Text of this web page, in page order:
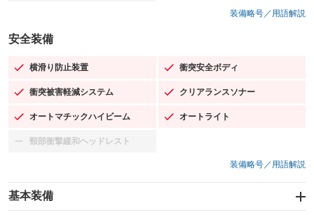
装備略号／用語解説
安全装備
横滑り防止装置
：装備あり 衝突安全ボディ
：装備あり
衝突被害軽減システム
：装備あり クリアランスソナー
：装備あり
オートマチックハイビーム
：装備あり オートライト
：装備あり
頸部衝撃緩和ヘッドレスト
：装備なし
装備略号／用語解説
基本装備